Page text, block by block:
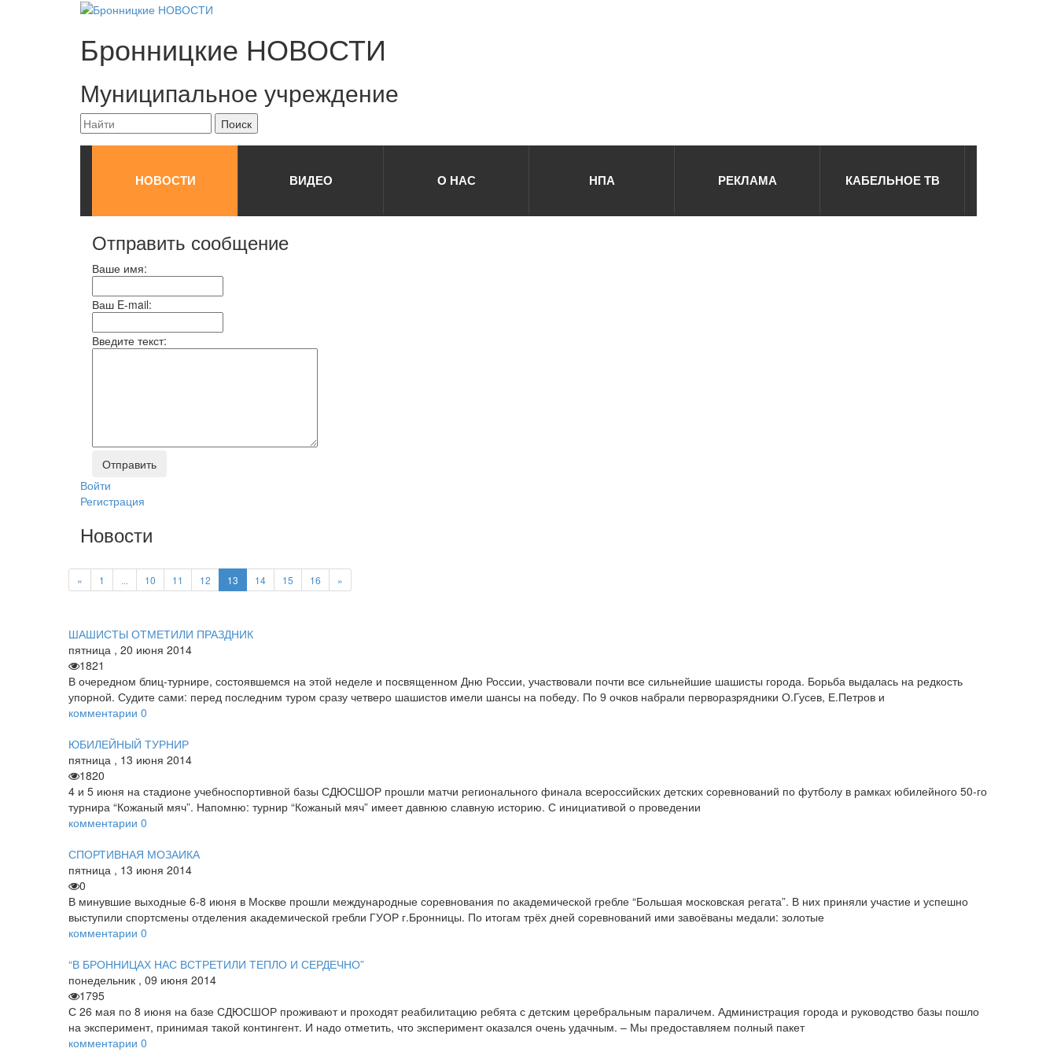
Бронницкие НОВОСТИ
Муниципальное учреждение
НОВОСТИ ВИДЕО О НАС НПА РЕКЛАМА КАБЕЛЬНОЕ ТВ
Отправить сообщение
Ваше имя:
Ваш E-mail:
Введите текст:
Войти
Регистрация
Новости
« 1 10 11 12 13 14 15 16 »
ШАШИСТЫ ОТМЕТИЛИ ПРАЗДНИК
пятница , 20 июня 2014
1821
В очередном блиц-турнире, состоявшемся на этой неделе и посвященном Дню России, участвовали почти все сильнейшие шашисты города. Борьба выдалась на редкость
упорной. Судите сами: перед последним туром сразу четверо шашистов имели шансы на победу. По 9 очков набрали перворазрядники О.Гусев, Е.Петров и
комментарии 0
ЮБИЛЕЙНЫЙ ТУРНИР
пятница , 13 июня 2014
1820
4 и 5 июня на стадионе учебно­спортивной базы СДЮСШОР прошли матчи регионального финала всероссийских детских соревнований по футболу в рамках юбилейного 50-го
турнира “Кожаный мяч”. Напомню: турнир “Кожаный мяч” имеет давнюю славную историю. С инициативой о проведении
комментарии 0
СПОРТИВНАЯ МОЗАИКА
пятница , 13 июня 2014
0
В минувшие выходные 6-8 июня в Москве прошли международные соревнования по академической гребле “Большая московская регата”. В них приняли участие и успешно
выступили спортсмены отделения академической гребли ГУОР г.Бронницы. По итогам трёх дней соревнований ими завоёваны медали: золотые
комментарии 0
“В БРОННИЦАХ НАС ВСТРЕТИЛИ ТЕПЛО И СЕРДЕЧНО”
понедельник , 09 июня 2014
1795
С 26 мая по 8 июня на базе СДЮСШОР проживают и проходят реабилитацию ребята с детским церебральным параличем. Администрация города и руководство базы пошло
на эксперимент, принимая такой контингент. И надо отметить, что эксперимент оказался очень удачным. – Мы предоставляем полный пакет
комментарии 0